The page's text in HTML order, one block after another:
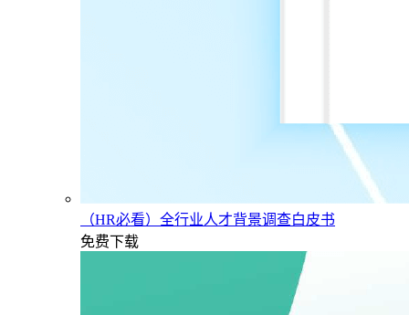
（HR必看）全行业人才背景调查白皮书
免费下载